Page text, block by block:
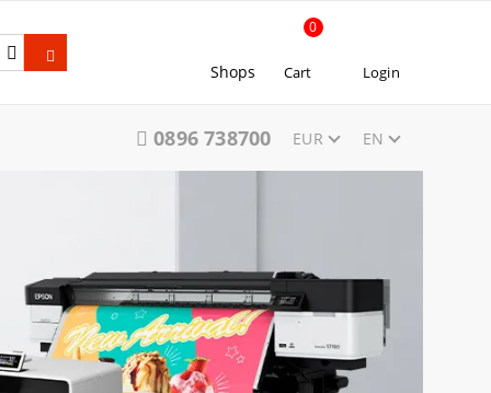
Shops Cart
0
Login
0896 738700 EUR EN